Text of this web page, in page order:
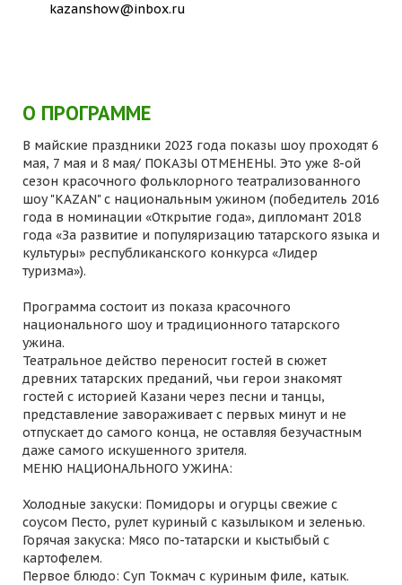
kazanshow@inbox.ru
О ПРОГРАММЕ
В майские праздники 2023 года показы шоу проходят 6
мая, 7 мая и 8 мая/ ПОКАЗЫ ОТМЕНЕНЫ. Это уже 8-ой
сезон красочного фольклорного театрализованного
шоу "KAZAN" с национальным ужином (победитель 2016
года в номинации «Открытие года», дипломант 2018
года «За развитие и популяризацию татарского языка и
культуры» республиканского конкурса «Лидер
туризма»).
Программа состоит из показа красочного
национального шоу и традиционного татарского
ужина.
Театральное действо переносит гостей в сюжет
древних татарских преданий, чьи герои знакомят
гостей с историей Казани через песни и танцы,
представление завораживает с первых минут и не
отпускает до самого конца, не оставляя безучастным
даже самого искушенного зрителя.
МЕНЮ НАЦИОНАЛЬНОГО УЖИНА:
Холодные закуски: Помидоры и огурцы свежие с
соусом Песто, рулет куриный с казылыком и зеленью.
Горячая закуска: Мясо по-татарски и кыстыбый с
картофелем.
Первое блюдо: Суп Токмач с куриным филе, катык.